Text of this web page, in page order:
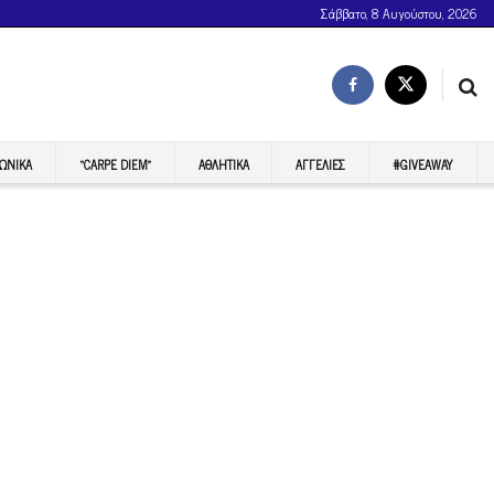
Σάββατο, 8 Αυγούστου, 2026
“CARPE DIEM” ΑΘΛΗΤΙΚΆ ΑΓΓΕΛΊΕΣ #GIVEAWAY